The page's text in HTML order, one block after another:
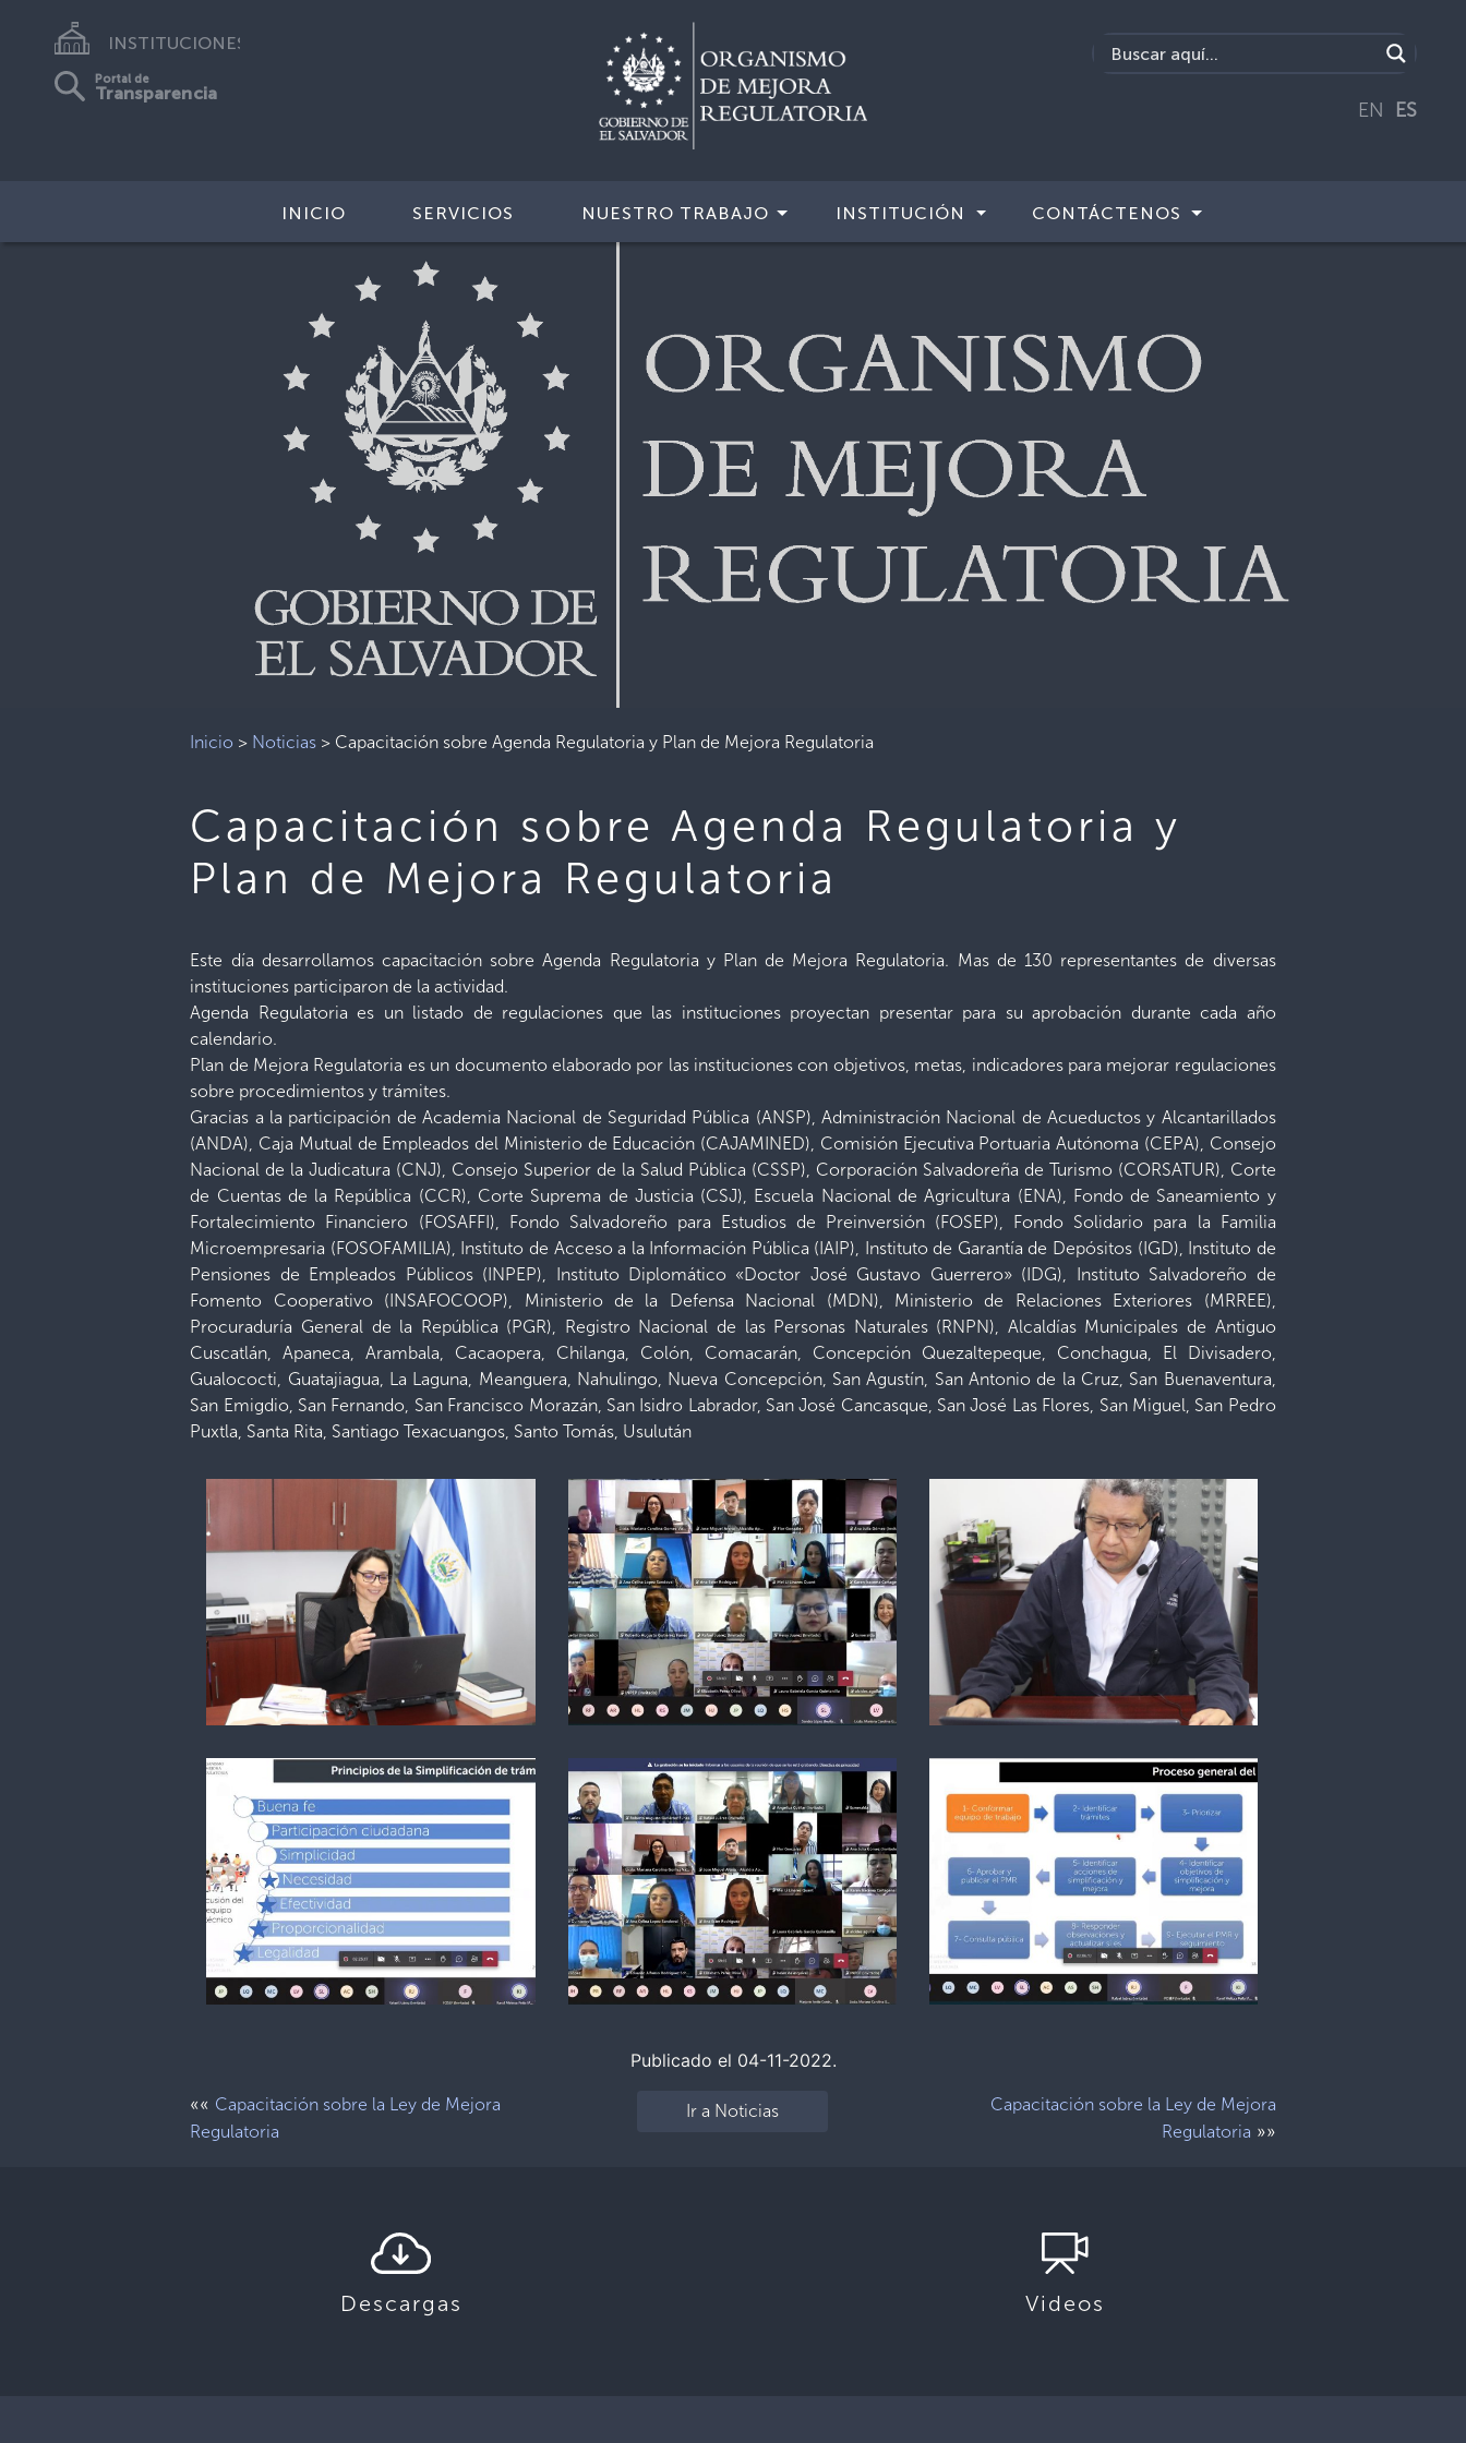
INSTITUCIONES
Portal de
Transparencia
EN ES
INICIO SERVICIOS NUESTRO TRABAJO INSTITUCIÓN CONTÁCTENOS
Inicio > Noticias > Capacitación sobre Agenda Regulatoria y Plan de Mejora Regulatoria
Capacitación sobre Agenda Regulatoria y
Plan de Mejora Regulatoria
Este día desarrollamos capacitación sobre Agenda Regulatoria y Plan de Mejora Regulatoria. Mas de 130 representantes de diversas
instituciones participaron de la actividad.
Agenda Regulatoria es un listado de regulaciones que las instituciones proyectan presentar para su aprobación durante cada año
calendario.
Plan de Mejora Regulatoria es un documento elaborado por las instituciones con objetivos, metas, indicadores para mejorar regulaciones
sobre procedimientos y trámites.
Gracias a la participación de Academia Nacional de Seguridad Pública (ANSP), Administración Nacional de Acueductos y Alcantarillados
(ANDA), Caja Mutual de Empleados del Ministerio de Educación (CAJAMINED), Comisión Ejecutiva Portuaria Autónoma (CEPA), Consejo
Nacional de la Judicatura (CNJ), Consejo Superior de la Salud Pública (CSSP), Corporación Salvadoreña de Turismo (CORSATUR), Corte
de Cuentas de la República (CCR), Corte Suprema de Justicia (CSJ), Escuela Nacional de Agricultura (ENA), Fondo de Saneamiento y
Fortalecimiento Financiero (FOSAFFI), Fondo Salvadoreño para Estudios de Preinversión (FOSEP), Fondo Solidario para la Familia
Microempresaria (FOSOFAMILIA), Instituto de Acceso a la Información Pública (IAIP), Instituto de Garantía de Depósitos (IGD), Instituto de
Pensiones de Empleados Públicos (INPEP), Instituto Diplomático «Doctor José Gustavo Guerrero» (IDG), Instituto Salvadoreño de
Fomento Cooperativo (INSAFOCOOP), Ministerio de la Defensa Nacional (MDN), Ministerio de Relaciones Exteriores (MRREE),
Procuraduría General de la República (PGR), Registro Nacional de las Personas Naturales (RNPN), Alcaldías Municipales de Antiguo
Cuscatlán, Apaneca, Arambala, Cacaopera, Chilanga, Colón, Comacarán, Concepción Quezaltepeque, Conchagua, El Divisadero,
Gualococti, Guatajiagua, La Laguna, Meanguera, Nahulingo, Nueva Concepción, San Agustín, San Antonio de la Cruz, San Buenaventura,
San Emigdio, San Fernando, San Francisco Morazán, San Isidro Labrador, San José Cancasque, San José Las Flores, San Miguel, San Pedro
Puxtla, Santa Rita, Santiago Texacuangos, Santo Tomás, Usulután
Publicado el 04-11-2022.
«« Capacitación sobre la Ley de Mejora
Regulatoria
Ir a Noticias
Capacitación sobre la Ley de Mejora
Regulatoria »»
Descargas Videos